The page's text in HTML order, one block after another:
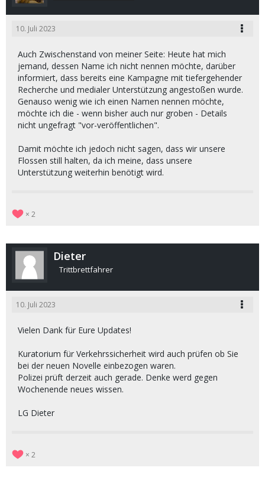
10. Juli 2023
Auch Zwischenstand von meiner Seite: Heute hat mich
jemand, dessen Name ich nicht nennen möchte, darüber
informiert, dass bereits eine Kampagne mit tiefergehender
Recherche und medialer Unterstützung angestoßen wurde.
Genauso wenig wie ich einen Namen nennen möchte,
möchte ich die - wenn bisher auch nur groben - Details
nicht ungefragt "vor-veröffentlichen".
Damit möchte ich jedoch nicht sagen, dass wir unsere
Flossen still halten, da ich meine, dass unsere
Unterstützung weiterhin benötigt wird.
2
Dieter
Trittbrettfahrer
10. Juli 2023
Vielen Dank für Eure Updates!
Kuratorium für Verkehrssicherheit wird auch prüfen ob Sie
bei der neuen Novelle einbezogen waren.
Polizei prüft derzeit auch gerade. Denke werd gegen
Wochenende neues wissen.
LG Dieter
2